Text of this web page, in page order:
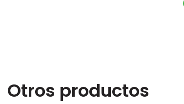
Otros productos